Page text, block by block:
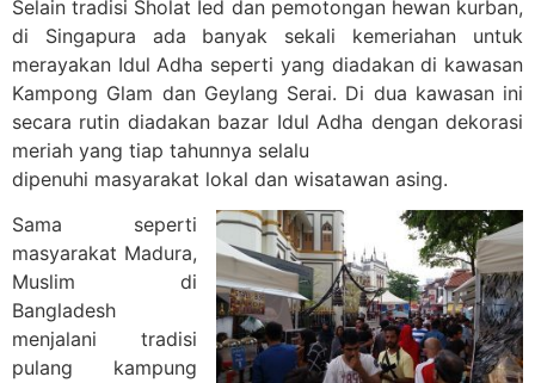
Selain tradisi Sholat Ied dan pemotongan hewan kurban,
di Singapura ada banyak sekali kemeriahan untuk
merayakan Idul Adha seperti yang diadakan di kawasan
Kampong Glam dan Geylang Serai. Di dua kawasan ini
secara rutin diadakan bazar Idul Adha dengan dekorasi
meriah yang tiap tahunnya selalu
dipenuhi masyarakat lokal dan wisatawan asing.
Sama seperti
masyarakat Madura,
Muslim di
Bangladesh
menjalani tradisi
pulang kampung